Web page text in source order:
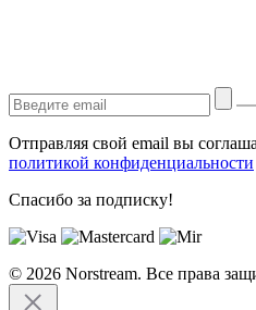
Отправляя свой email вы
политикой конфиденциальности
Спасибо за подписку!
© 2026 Norstream. Все права